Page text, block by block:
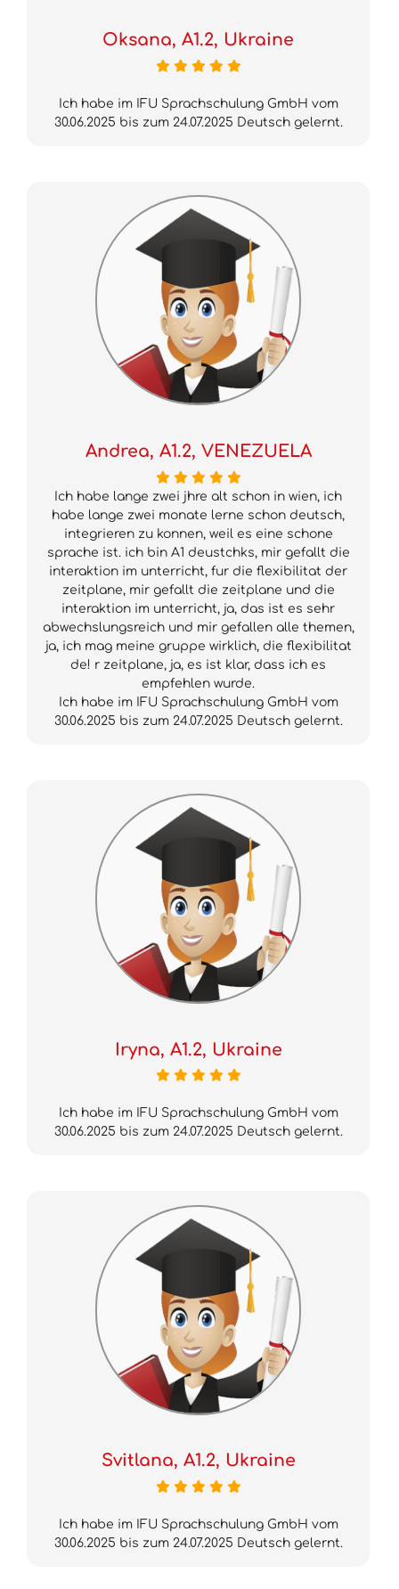
Oksana, A1.2, Ukraine
Ich habe im IFU Sprachschulung GmbH vom
30.06.2025 bis zum 24.07.2025 Deutsch gelernt.
Andrea, A1.2, VENEZUELA
Ich habe lange zwei jhre alt schon in wien, ich
habe lange zwei monate lerne schon deutsch,
integrieren zu konnen, weil es eine schone
sprache ist. ich bin A1 deustchks, mir gefallt die
interaktion im unterricht, fur die flexibilitat der
zeitplane, mir gefallt die zeitplane und die
interaktion im unterricht, ja, das ist es sehr
abwechslungsreich und mir gefallen alle themen,
ja, ich mag meine gruppe wirklich, die flexibilitat
de! r zeitplane, ja, es ist klar, dass ich es
empfehlen wurde.
Ich habe im IFU Sprachschulung GmbH vom
30.06.2025 bis zum 24.07.2025 Deutsch gelernt.
Iryna, A1.2, Ukraine
Ich habe im IFU Sprachschulung GmbH vom
30.06.2025 bis zum 24.07.2025 Deutsch gelernt.
Svitlana, A1.2, Ukraine
Ich habe im IFU Sprachschulung GmbH vom
30.06.2025 bis zum 24.07.2025 Deutsch gelernt.